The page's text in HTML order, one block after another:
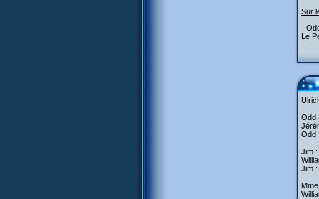
Sur
-
Le
Odd
Odd
Jim :
Jim :